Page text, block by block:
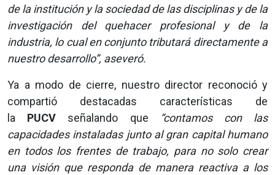
de la institución y la sociedad de las disciplinas y de la
investigación del quehacer profesional y de la
industria, lo cual en conjunto tributará directamente a
nuestro desarrollo”, aseveró.
Ya a modo de cierre, nuestro director reconoció y
compartió destacadas características de
la PUCV señalando que
“contamos con las
capacidades instaladas junto al gran capital humano
en todos los frentes de trabajo, para no solo crear
una visión que responda de manera reactiva a los